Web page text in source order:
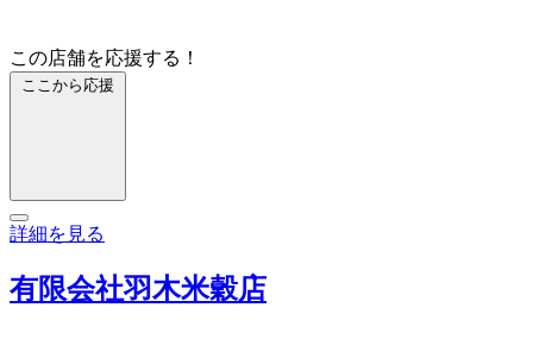
この店舗を応援する！
ここから応援
詳細を見る
有限会社羽木米穀店